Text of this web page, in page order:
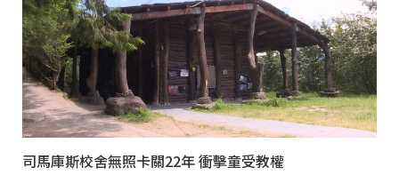
司馬庫斯校舍無照卡關22年 衝擊童受教權